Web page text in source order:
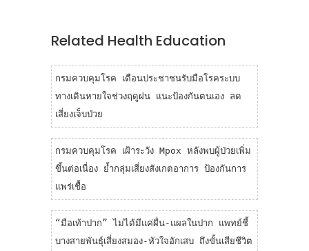
Related Health Education
กรมควบคุมโรค เตือนประชาชนรับมือโรคระบบ
ทางเดินหายใจช่วงฤดูฝน แนะป้องกันตนเอง ลด
เสี่ยงเจ็บป่วย
กรมควบคุมโรค เฝ้าระวัง Mpox หลังพบผู้ป่วยเพิ่ม
ขึ้นต่อเนื่อง ย้ำกลุ่มเสี่ยงสังเกตอาการ ป้องกันการ
แพร่เชื้อ
“มือเท้าปาก” ไม่ได้มีแค่ผื่น-แผลในปาก แพทย์ชี้
บางสายพันธุ์เสี่ยงสมอง-หัวใจอักเสบ ถึงขั้นเสียชีวิต